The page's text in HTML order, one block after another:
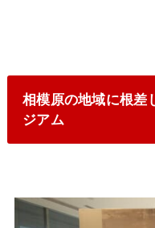
相模原の地域に根差
ジアム